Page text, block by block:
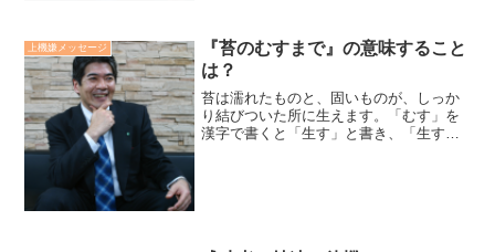
上機嫌メッセージ
『苔のむすまで』の意味すること
は？
苔は濡れたものと、固いものが、しっか
り結びついた所に生えます。「むす」を
漢字で書くと「生す」と書き、「生す」